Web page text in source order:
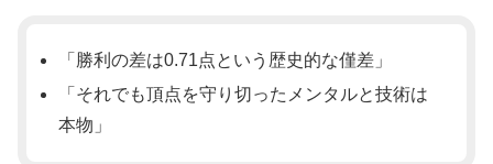
「勝利の差は0.71点という歴史的な僅差」
「それでも頂点を守り切ったメンタルと技術は
本物」